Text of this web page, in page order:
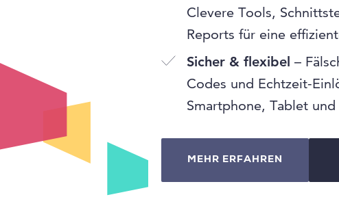
Clevere Tools,
Reports für eine
Sicher & flexibel –
Codes und Echtzeit-
Smartphone, Tablet und
MEHR ERFAHREN